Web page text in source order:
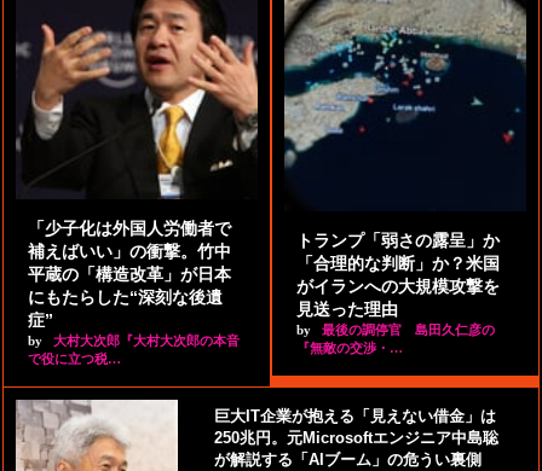
「少子化は外国人労働者で
補えばいい」の衝撃。竹中
平蔵の「構造改革」が日本
にもたらした“深刻な後遺
症”
by
大村大次郎『大村大次郎の本音
で役に立つ税…
トランプ「弱さの露呈」か
「合理的な判断」か？米国
がイランへの大規模攻撃を
見送った理由
by
最後の調停官 島田久仁彦の
『無敵の交渉・…
巨大IT企業が抱える「見えない借金」は
250兆円。元Microsoftエンジニア中島聡
が解説する「AIブーム」の危うい裏側